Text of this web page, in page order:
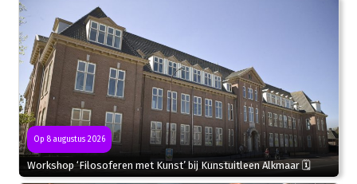
Op 8 augustus 2026
Workshop ‘Filosoferen met Kunst’ bij Kunstuitleen Alkmaar 🗓